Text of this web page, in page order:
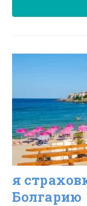
я
Болгарию